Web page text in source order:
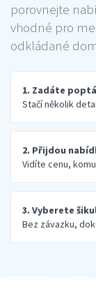
porovnejte
vhodné pro
odkládané
1. Zadáte
Stačí několik
2. Přijdou
Vidíte cenu,
3. Vyberete
Bez závazku,